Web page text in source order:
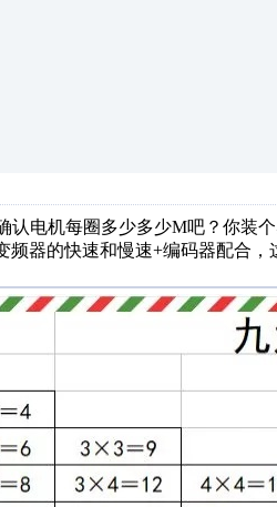
认电机每圈多少多少M吧？你装
频器的快速和慢速+编码器配合，